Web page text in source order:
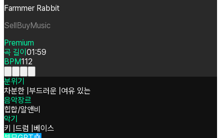
Farmmer Rabbit
SellBuyMusic
Premium
곡 길이 01:59
BPM112
분위기
차분한 부드러운 여유 있는
음악장르
힙합/알앤비
악기
키 드럼
베이스